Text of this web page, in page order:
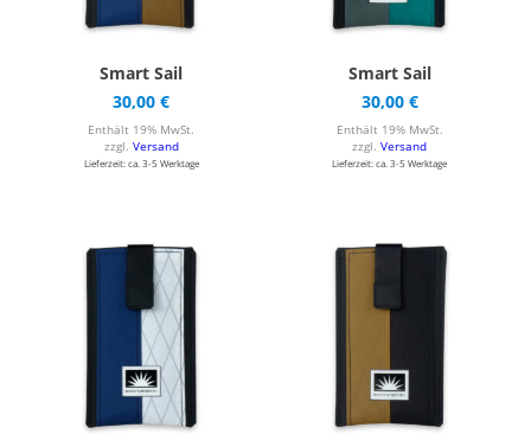
Smart Sail
30,00€
Enthält 19% MwSt.
zzgl. Versand
Lieferzeit: ca. 3-5 Werktage
Smart Sail
30,00 €
Enthält 19% MwSt.
zzgl.Versand
Lieferzeit: ca. 3-5 Werktage